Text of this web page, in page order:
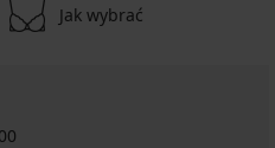
Jak wybrać